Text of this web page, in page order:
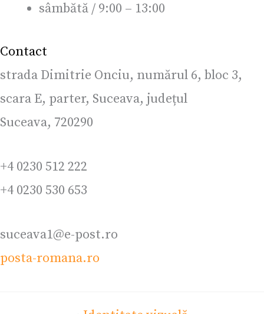
sâmbătă / 9:00 – 13:00
Contact
strada Dimitrie Onciu, numărul 6, bloc 3,
scara E, parter, Suceava, județul
Suceava, 720290
+4 0230 512 222
+4 0230 530 653
suceava1@e-post.ro
posta-romana.ro